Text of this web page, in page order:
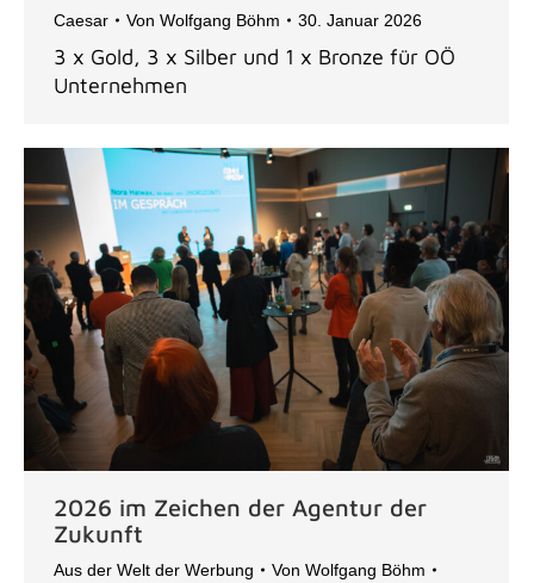
Caesar Von Wolfgang Böhm 30. Januar 2026
3 x Gold, 3 x Silber und 1 x Bronze für OÖ
Unternehmen
2026 im Zeichen der Agentur der
Zukunft
Aus der Welt der Werbung Von Wolfgang Böhm